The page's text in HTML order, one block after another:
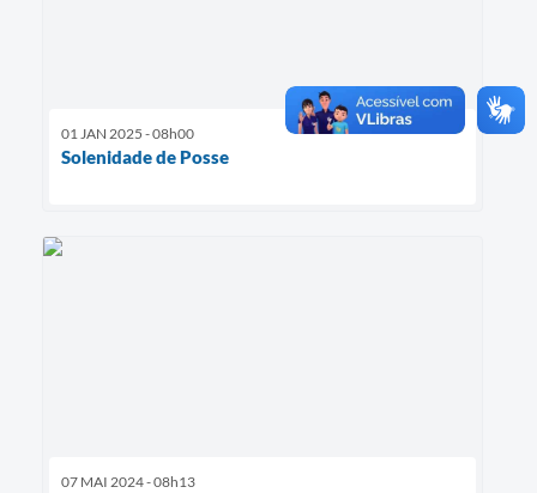
01 JAN 2025 - 08h00
Solenidade de Posse
07 MAI 2024 - 08h13